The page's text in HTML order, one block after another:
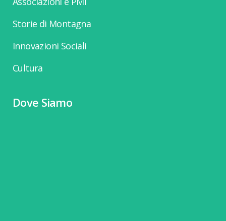
Storie di Montagna
Innovazioni Sociali
Cultura
Dove Siamo